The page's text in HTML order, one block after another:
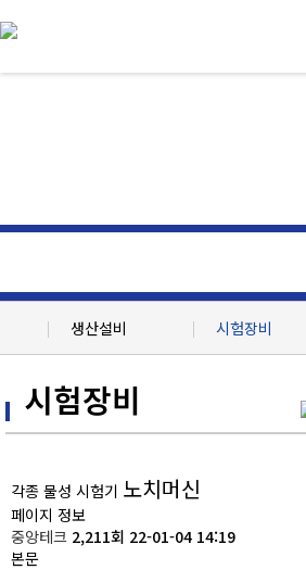
생산설비 시험장비
생산설비
고객지원
생산설비 현황
시험장비
각종 물성 시험기 노치머신
페이지 정보
중앙테크 2,211회 22-01-04 14:19
본문